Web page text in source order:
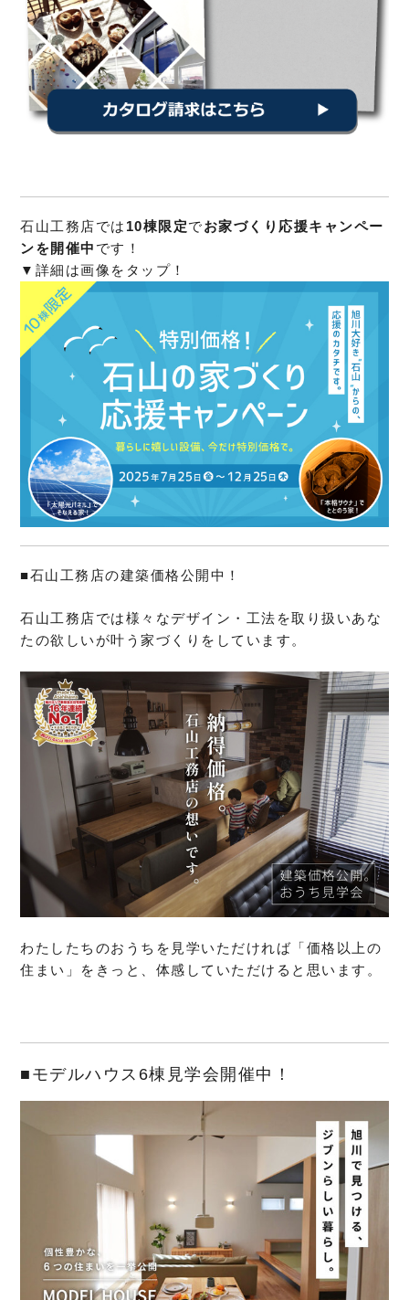
石山工務店では 10棟限定でお家づくり応援キャンペー
ンを開催中 です！
▼詳細は画像をタップ！
■石山工務店の建築価格公開中！
石山工務店では様々なデザイン・工法を取り扱いあな
たの欲しいが叶う家づくりをしています。
わたしたちのおうちを見学いただければ「価格以上の
住まい」をきっと、体感していただけると思います。
■モデルハウス6棟見学会開催中！